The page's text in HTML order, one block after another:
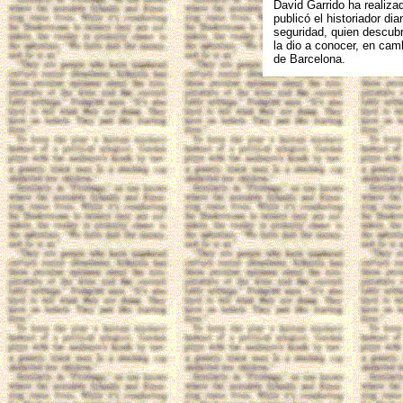
David Garrido ha
publicó el historiador
seguridad, quien
la dio a conocer, en
de Barcelona.